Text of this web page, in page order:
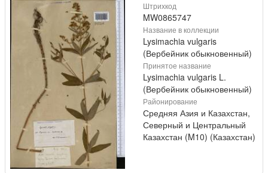
Штрихкод
MW0865747
Название в коллекции
Lysimachia vulgaris
(Вербейник обыкновенный)
Принятое название
Lysimachia vulgaris L.
(Вербейник обыкновенный)
Районирование
Средняя Азия и Казахстан,
Северный и Центральный
Казахстан (M10) (Казахстан)